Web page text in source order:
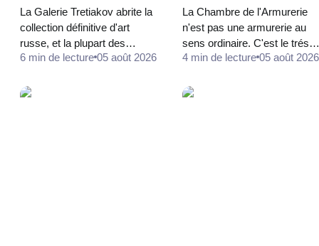
pas manquer
La Galerie Tretiakov abrite la
collection définitive d'art
russe, et la plupart des
visiteurs pour la première fois
sens — chronologiquement,
6 min de lecture 05 août 2026
Fabergé, trônes et
robes de
couronnement
La Chambre de l'Armurerie
n'est pas une armurerie au
sens ordinaire. C'est le trésor
de l'État russe : couronnes,
couronnement, calèches
4 min de lecture 05 août 2026